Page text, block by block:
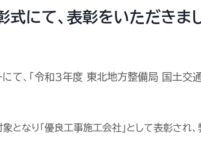
にて、表彰をいただきま
、「令和3年度 東北地方整備局 国土交
なり「優良工事施工会社」として表彰され